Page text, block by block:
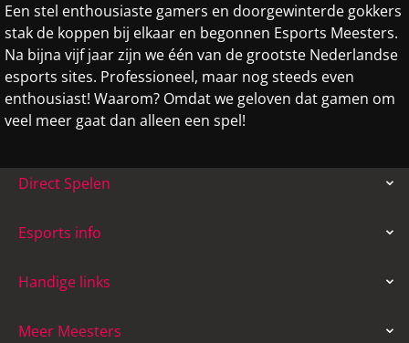
Een stel enthousiaste gamers en doorgewinterde gokkers
stak de koppen bij elkaar en begonnen Esports Meesters.
Na bijna vijf jaar zijn we één van de grootste Nederlandse
esports sites. Professioneel, maar nog steeds even
enthousiast! Waarom? Omdat we geloven dat gamen om
veel meer gaat dan alleen een spel!
Direct Spelen
Esports info
Handige links
Meer Meesters